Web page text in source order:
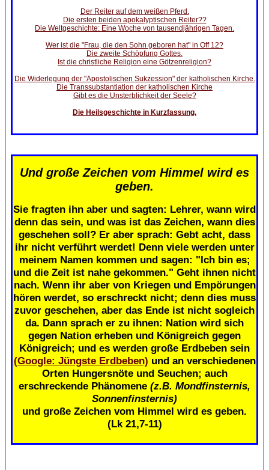
Der Reiter auf dem weißen Pferd.
Die ersten beiden apokalyptischen Reiter??
Die Weltgeschichte: Eine Woche von tausendjährigen Tagen.
Wer ist die "Frau, die den Sohn geboren hat" in Off 12?
Die zweite Schöpfung Gottes.
Ist die christliche Religion eine Götzenreligion?
Die Widerlegung der "Apostolischen Sukzession" der katholischen Kirche.
Die Transsubstantiation der katholischen Kirche
Gibt es die Unsterblichkeit der Seele?
Die Heilsgeschichte in Kurzfassung.
Und große Zeichen vom Himmel wird es
geben.
Sie fragten ihn aber und sagten: Lehrer, wann wird
denn das sein, und was ist das Zeichen, wann dies
geschehen soll? Er aber sprach: Gebt acht, dass
ihr nicht verführt werdet! Denn viele werden unter
meinem Namen kommen und sagen: "Ich bin es;
und die Zeit ist nahe gekommen." Geht ihnen nicht
nach. Wenn ihr aber von Kriegen und Empörungen
hören werdet, so erschreckt nicht; denn dies muss
zuvor geschehen, aber das Ende ist nicht sogleich
da. Dann sprach er zu ihnen: Nation wird sich
gegen Nation erheben und Königreich gegen
Königreich; und es werden große Erdbeben sein
(Google: Jüngste Erdbeben) und an verschiedenen
Orten Hungersnöte und Seuchen; auch
erschreckende Phänomene (z.B. Mondfinsternis,
Sonnenfinsternis)
und große Zeichen vom Himmel wird es geben.
(Lk 21,7-11)